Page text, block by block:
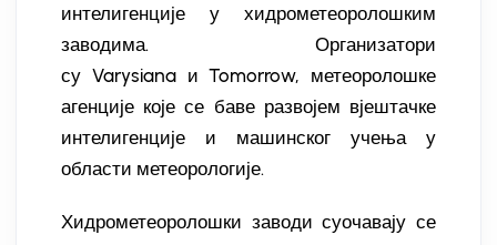
интелигенције у хидрометеоролошким
заводима. Организатори
су Varysiana и Tomorrow, метеоролошке
агенције које се баве развојем вјештачке
интелигенције и машинског учења у
области метеорологије.
Хидрометеоролошки заводи суочавају се